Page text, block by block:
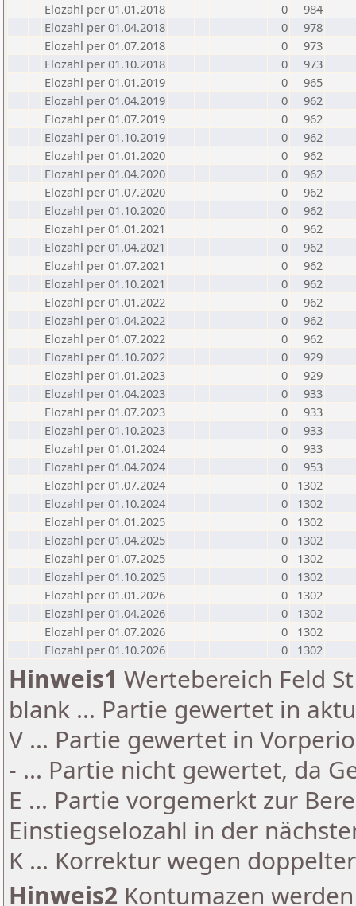
Elozahl per 01.01.2018
0
984
Elozahl per 01.04.2018
0
978
Elozahl per 01.07.2018
0
973
Elozahl per 01.10.2018
0
973
Elozahl per 01.01.2019
0
965
Elozahl per 01.04.2019
0
962
Elozahl per 01.07.2019
0
962
Elozahl per 01.10.2019
0
962
Elozahl per 01.01.2020
0
962
Elozahl per 01.04.2020
0
962
Elozahl per 01.07.2020
0
962
Elozahl per 01.10.2020
0
962
Elozahl per 01.01.2021
0
962
Elozahl per 01.04.2021
0
962
Elozahl per 01.07.2021
0
962
Elozahl per 01.10.2021
0
962
Elozahl per 01.01.2022
0
962
Elozahl per 01.04.2022
0
962
Elozahl per 01.07.2022
0
962
Elozahl per 01.10.2022
0
929
Elozahl per 01.01.2023
0
929
Elozahl per 01.04.2023
0
933
Elozahl per 01.07.2023
0
933
Elozahl per 01.10.2023
0
933
Elozahl per 01.01.2024
0
933
Elozahl per 01.04.2024
0
953
Elozahl per 01.07.2024
0
1302
Elozahl per 01.10.2024
0
1302
Elozahl per 01.01.2025
0
1302
Elozahl per 01.04.2025
0
1302
Elozahl per 01.07.2025
0
1302
Elozahl per 01.10.2025
0
1302
Elozahl per 01.01.2026
0
1302
Elozahl per 01.04.2026
0
1302
Elozahl per 01.07.2026
0
1302
Elozahl per 01.10.2026
0 1302
Hinweis1 Wertebereich Feld
blank ... Partie gewertet in
V ... Partie gewertet in
- ... Partie nicht gewertet, da
E ... Partie vorgemerkt zur
Einstiegselozahl in der
K ... Korrektur wegen
Hinweis2 Kontumazen